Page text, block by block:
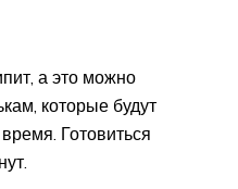
а это можно
которые будут
Готовиться